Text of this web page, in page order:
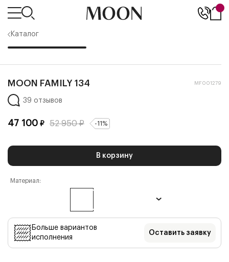
Каталог
MOON FAMILY 134 MF001279
39 отзывов
47 100 ₽ 52 950₽ -11 %
В корзину
Материал:
Больше вариантов
исполнения
Оставить заявку